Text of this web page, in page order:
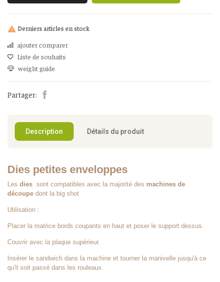
 Derniers articles en stock
ajouter comparer
Liste de souhaits
weight guide
Partager:
Description Détails du produit
Dies petites enveloppes
Les dies sont compatibles avec la majorité des machines de
découpe dont la big shot
Utilisation :
Placer la matrice bords coupants en haut et poser le support dessus.
Couvrir avec la plaque supérieur.
Insérer le sandwich dans la machine et tourner la manivelle jusqu'à ce
qu'il soit passé dans les rouleaux.